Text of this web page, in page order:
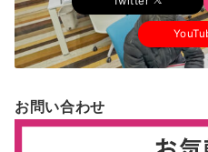
お問い合わせ